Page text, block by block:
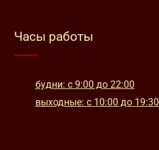
Часы работы
будни: с 9:00 до 22:00
выходные: с 10:00 до 19:30